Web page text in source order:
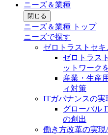
ニーズ＆業種
閉じる
ニーズ＆業種 トップ
ニーズで探す
ゼロトラストセ
ゼロトラス
ットワーク
産業・生産
ィ対策
ITガバナンスの実
グローバル
の創出
働き方改革の実